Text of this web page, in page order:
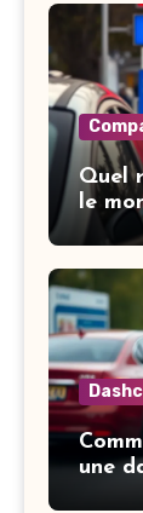
Quel
le
une